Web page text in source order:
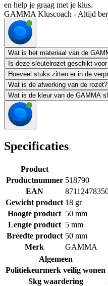
en help je graag met je klus.
GAMMA Kluscoach - Altijd
Wat is het materiaal van de
Is deze sleutelrozet geschikt
Hoeveel stuks zitten er in de
Wat is de afwerking van de rozet?
Wat is de kleur van de GAMMA
Specificaties
Product
Productnummer 518790
EAN
Gewicht product 18 gr
Hoogte product 50 mm
Lengte product 5 mm
Breedte product 50 mm
Merk
GAMMA
Algemeen
Politiekeurmerk veilig wonen
Skg waardering